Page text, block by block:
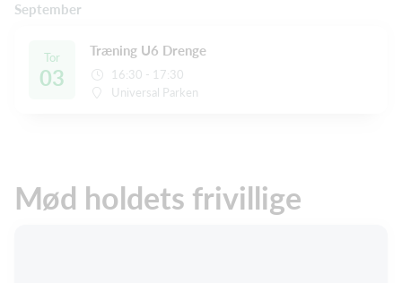
September
Tor
03
Træning U6 Drenge
16:30 - 17:30
Universal Parken
Mød holdets frivillige